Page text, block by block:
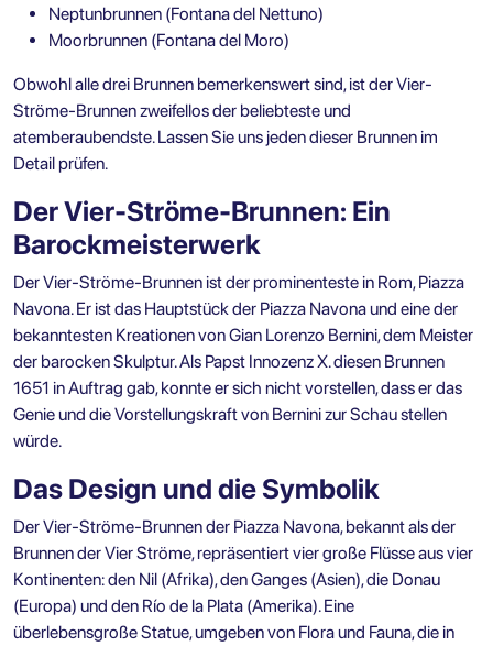
Neptunbrunnen (Fontana del Nettuno)
Moorbrunnen (Fontana del Moro)
Obwohl alle drei Brunnen bemerkenswert sind, ist der Vier-
Ströme-Brunnen zweifellos der beliebteste und
atemberaubendste. Lassen Sie uns jeden dieser Brunnen im
Detail prüfen.
Der Vier-Ströme-Brunnen: Ein
Barockmeisterwerk
Der Vier-Ströme-Brunnen ist der prominenteste in Rom, Piazza
Navona. Er ist das Hauptstück der Piazza Navona und eine der
bekanntesten Kreationen von Gian Lorenzo Bernini, dem Meister
der barocken Skulptur. Als Papst Innozenz X. diesen Brunnen
1651 in Auftrag gab, konnte er sich nicht vorstellen, dass er das
Genie und die Vorstellungskraft von Bernini zur Schau stellen
würde.
Das Design und die Symbolik
Der Vier-Ströme-Brunnen der Piazza Navona, bekannt als der
Brunnen der Vier Ströme, repräsentiert vier große Flüsse aus vier
Kontinenten: den Nil (Afrika), den Ganges (Asien), die Donau
(Europa) und den Río de la Plata (Amerika). Eine
überlebensgroße Statue, umgeben von Flora und Fauna, die in